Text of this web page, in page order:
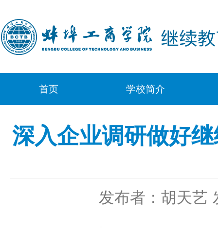
首页 学校简介
深入企业调研做好
发布者：胡天艺